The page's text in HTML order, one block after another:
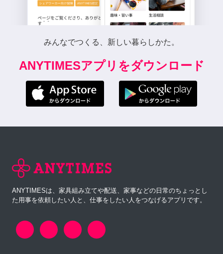
みんなでつくる、新しい暮らしかた。
ANYTIMESアプリをダウンロード
ANYTIMESは、家具組み立てや配送、家事などの日常のちょっとし
た用事を依頼したい人と、仕事をしたい人をつなげるアプリです。